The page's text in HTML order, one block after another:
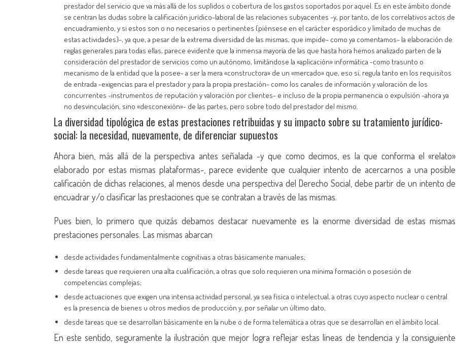
prestador del servicio que va más allá de los suplidos o cobertura de los gastos soportados por aquel. Es en este ámbito donde
se centran las dudas sobre la calificación jurídico-laboral de las relaciones subyacentes -y, por tanto, de los correlativos actos de
encuadramiento, y si estos son o no necesarios o pertinentes (piénsese en el carácter esporádico y limitado de muchas de
estas actividades)-, ya que, a pesar de la extrema diversidad de las mismas, que impide- como ya comentamos- la elaboración de
reglas generales para todas ellas, parece evidente que la inmensa mayoría de las que hasta hora hemos analizado parten de la
consideración del prestador de servicios como un autónomo, limitándose la «aplicación» informática -como trasunto o
mecanismo de la entidad que la posee- a ser la mera «constructora» de un «mercado» que, eso sí, regula tanto en los requisitos
de entrada -exigencias para el prestador y para la propia prestación- como los canales de información y valoración de los
concurrentes -instrumentos de reputación y valoración por clientes- e incluso de la propia permanencia o expulsión -ahora ya
no desvinculación, sino «desconexión»- de las partes, pero sobre todo del prestador del mismo.
La diversidad tipológica de estas prestaciones retribuidas y su impacto sobre su tratamiento jurídico-
social: la necesidad, nuevamente, de diferenciar supuestos
Ahora bien, más allá de la perspectiva antes señalada -y que como decimos, es la que conforma el «relato»
elaborado por estas mismas plataformas-, parece evidente que cualquier intento de acercarnos a una posible
calificación de dichas relaciones, al menos desde una perspectiva del Derecho Social, debe partir de un intento de
encuadrar y/o clasificar las prestaciones que se contratan a través de las mismas.
Pues bien, lo primero que quizás debamos destacar nuevamente es la enorme diversidad de estas mismas
prestaciones personales. Las mismas abarcan
desde actividades fundamentalmente cognitivas a otras básicamente manuales;
desde tareas que requieren una alta cualificación, a otras que solo requieren una mínima formación o posesión de
competencias complejas;
desde actuaciones que exigen una intensa actividad personal, ya sea física o intelectual, a otras cuyo aspecto nuclear o central
es la presencia de bienes u otros medios de producción y, por señalar un último dato,
desde tareas que se desarrollan básicamente en la nube o de forma telemática a otras que se desarrollan en el ámbito local.
En este sentido, seguramente la ilustración que mejor logra reflejar estas líneas de tendencia y la consiguiente